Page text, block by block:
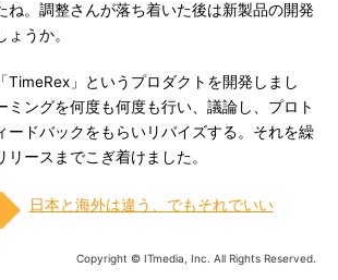
。調整さんが落ち着いた後は新製品の開発
うか。
」というプロダクトを開発しまし
ミングを何度も何度も行い、議論し、プロト
ードバックをもらいリバイズする。それを繰
リースまでこぎ着けました。
日本と海外は違う、でもそれでいい
Copyright © ITmedia, Inc. All Rights Reserved.